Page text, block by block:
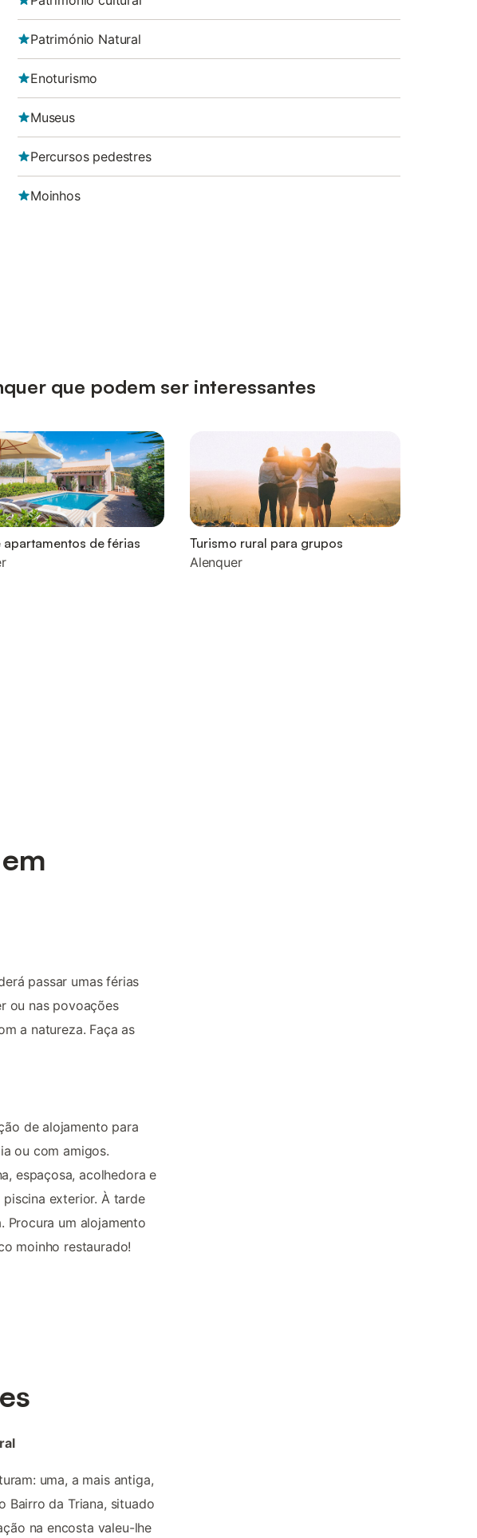
Património Natural
Enoturismo
Museus
Percursos pedestres
Moinhos
que podem ser interessantes
apartamentos de férias
Turismo rural para grupos
Alenquer
passar umas férias
ou nas povoações
a natureza. Faça as
de alojamento para
ou com amigos.
espaçosa, acolhedora e
exterior. À tarde
Procura um alojamento
moinho restaurado!
uma, a mais antiga,
Bairro da Triana, situado
na encosta valeu-lhe